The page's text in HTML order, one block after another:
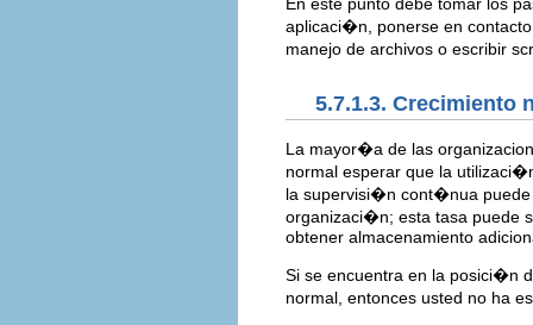
En este punto debe tomar los
aplicaci�n, ponerse en
manejo de archivos o escribir
5.7.1.3. Crecimiento
La mayor�a de las
normal esperar que la
la supervisi�n cont�nua puede
organizaci�n; esta tasa puede
obtener almacenamiento
Si se encuentra en la posici�n
normal, entonces usted no ha